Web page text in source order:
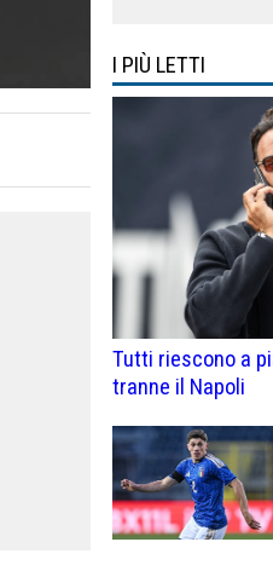
I PIÙ LETTI
Tutti riescono a
tranne il Napoli